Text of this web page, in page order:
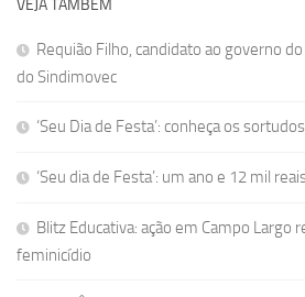
VEJA TAMBÉM
Requião Filho, candidato ao governo
do Sindimovec
‘Seu Dia de Festa’: conheça os
‘Seu dia de Festa’: um ano e 12 mil
Blitz Educativa: ação em Campo Largo
feminicídio